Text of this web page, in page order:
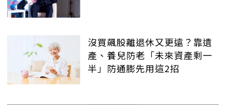
沒買飆股離退休又更遠？靠遺
產、養兒防老「未來資產剩一
半」防通膨先用這2招